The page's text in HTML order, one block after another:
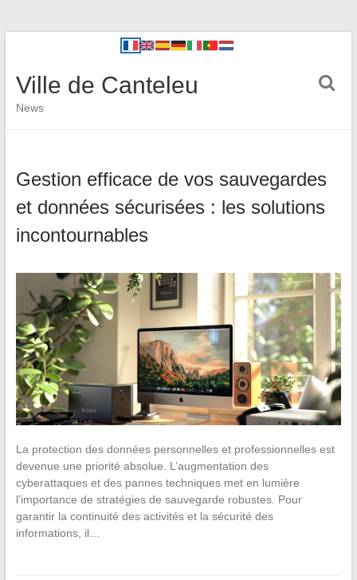
Ville de Canteleu
News
Gestion efficace de vos sauvegardes
et données sécurisées : les solutions
incontournables
La protection des données personnelles et professionnelles est
devenue une priorité absolue. L’augmentation des
cyberattaques et des pannes techniques met en lumière
l’importance de stratégies de sauvegarde robustes. Pour
garantir la continuité des activités et la sécurité des
informations, il…